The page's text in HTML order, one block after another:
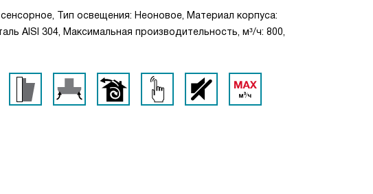
Тип освещения: Неоновое, Материал корпуса:
AISI 304, Максимальная производительность, м³/ч: 800,